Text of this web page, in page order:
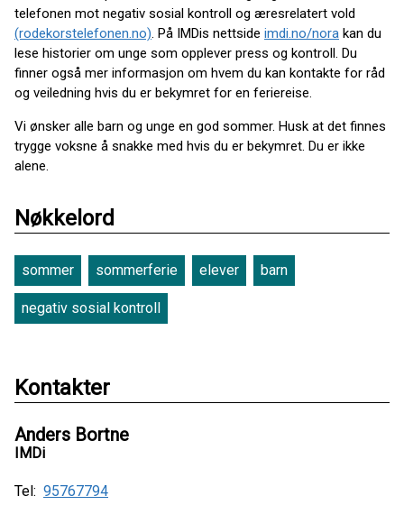
telefonen mot negativ sosial kontroll og æresrelatert vold
(rodekorstelefonen.no). På IMDis nettside imdi.no/nora kan du
lese historier om unge som opplever press og kontroll. Du
finner også mer informasjon om hvem du kan kontakte for råd
og veiledning hvis du er bekymret for en feriereise.
Vi ønsker alle barn og unge en god sommer. Husk at det finnes
trygge voksne å snakke med hvis du er bekymret. Du er ikke
alene.
Nøkkelord
sommer sommerferie elever barn
negativ sosial kontroll
Kontakter
Anders Bortne
IMDi
Tel: 95767794